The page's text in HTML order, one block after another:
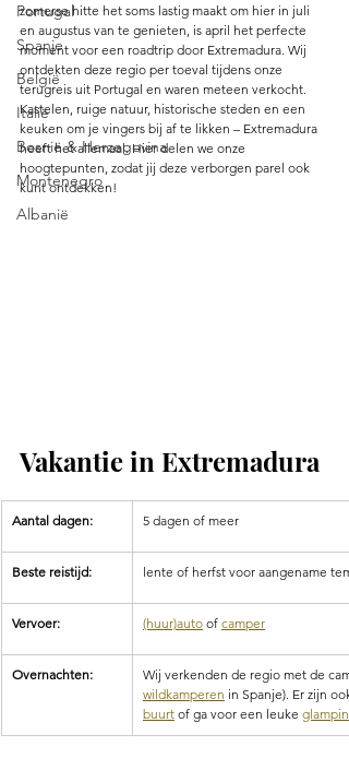
Portugal
Spanje
België
Italië
Bosnië & Herzegovina
Montenegro
Albanië
zomerse hitte het soms lastig maakt om hier in juli
en augustus van te genieten, is april het perfecte
moment voor een roadtrip door Extremadura. Wij
ontdekten deze regio per toeval tijdens onze
terugreis uit Portugal en waren meteen verkocht.
Kastelen, ruige natuur, historische steden en een
keuken om je vingers bij af te likken – Extremadura
heeft het allemaal. Hier delen we onze
hoogtepunten, zodat jij deze verborgen parel ook
kunt ontdekken!
Vakantie in Extremadura
Aantal dagen: 5 dagen of meer
Beste reistijd: lente of herfst voor aangename
Vervoer: (huur)auto of camper
Overnachten:
Wij verkenden de regio met de
wildkamperen in Spanje). Er zijn
buurt of ga voor een leuke